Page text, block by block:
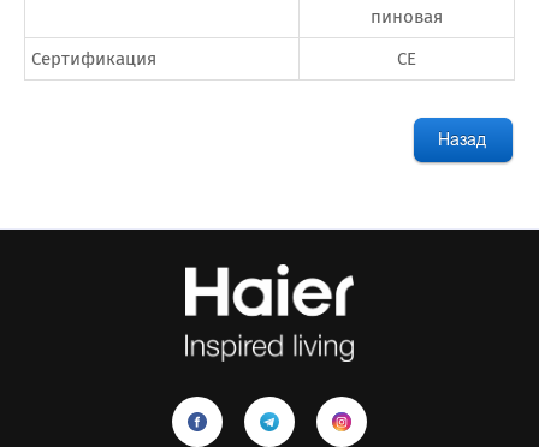
пиновая
Сертификация
CE